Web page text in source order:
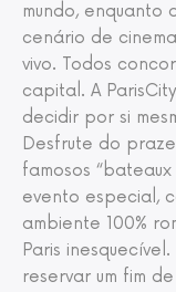
mundo, enquanto
cenário de
vivo. Todos
capital. A
decidir por si
Desfrute do
famosos
evento especial,
ambiente 100%
Paris
reservar um fim